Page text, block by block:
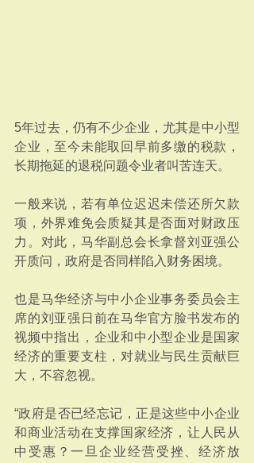
5年过去，仍有不少企业，尤其是中小型
企业，至今未能取回早前多缴的税款，
长期拖延的退税问题令业者叫苦连天。
一般来说，若有单位迟迟未偿还所欠款
项，外界难免会质疑其是否面对财政压
力。对此，马华副总会长拿督刘亚强公
开质问，政府是否同样陷入财务困境。
也是马华经济与中小企业事务委员会主
席的刘亚强日前在马华官方脸书发布的
视频中指出，企业和中小型企业是国家
经济的重要支柱，对就业与民生贡献巨
大，不容忽视。
“政府是否已经忘记，正是这些中小企业
和商业活动在支撑国家经济，让人民从
中受惠？一旦企业经营受挫、经济放